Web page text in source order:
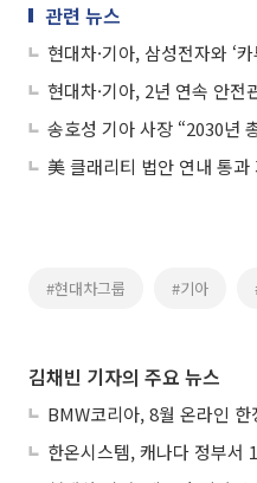
관련 뉴스
현대차·기아, 2년 연속 안전
#현대차그룹 #기아
김채빈 기자의 주요 뉴스